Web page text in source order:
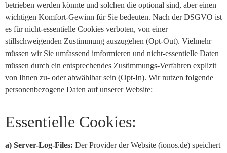
betrieben werden könnte und solchen die optional sind, aber einen
wichtigen Komfort-Gewinn für Sie bedeuten. Nach der DSGVO ist
es für nicht-essentielle Cookies verboten, von einer
stillschweigenden Zustimmung auszugehen (Opt-Out). Vielmehr
müssen wir Sie umfassend imformieren und nicht-essentielle Daten
müssen durch ein entsprechendes Zustimmungs-Verfahren explizit
von Ihnen zu- oder abwählbar sein (Opt-In). Wir nutzen folgende
personenbezogene Daten auf unserer Website:
Essentielle Cookies:
a) Server-Log-Files: Der Provider der Website (ionos.de) speichert